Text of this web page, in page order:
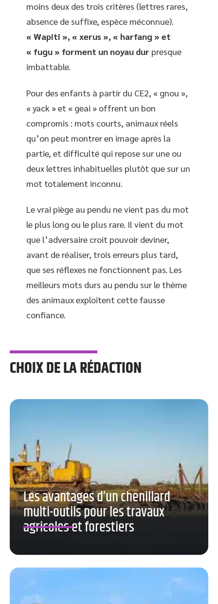
moins deux des trois critères (lettres rares,
absence de suffixe, espèce méconnue).
« Wapiti », « xerus », « harfang » et
« fugu » forment un noyau dur presque
imbattable.
Pour des enfants à partir du CE2, « gnou »,
« yack » et « geai » offrent un bon
compromis : mots courts, animaux réels
qu’on peut montrer en image après la
partie, et difficulté qui repose sur une ou
deux lettres inhabituelles plutôt que sur un
mot totalement inconnu.
Le vrai piège au pendu ne vient pas du mot
le plus long ou le plus rare. Il vient du mot
que l’adversaire croit pouvoir deviner,
avant de réaliser, trois erreurs plus tard,
que ses réflexes ne fonctionnent pas. Les
meilleurs mots durs au pendu sur le thème
des animaux exploitent cette fausse
confiance.
CHOIX DE LA RÉDACTION
Les avantages d’un chenillard
multi-outils pour les travaux
agricoles et forestiers